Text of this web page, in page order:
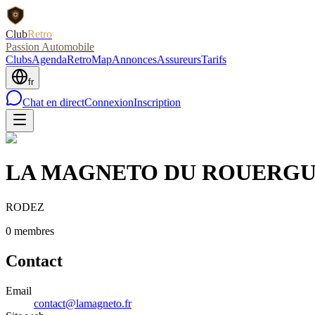
ClubRetro
Passion Automobile
ClubsAgendaRetroMapAnnoncesAssureursTarifs
fr
Chat en directConnexionInscription
LA MAGNETO DU
RODEZ
0 membres
Contact
Email
contact@lamagneto.fr